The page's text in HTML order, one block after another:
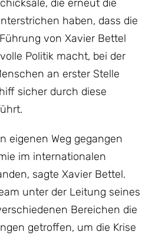
die erneut die
haben, dass die
von Xavier Bettel
Politik macht, bei der
an erster Stelle
sicher durch diese
eigenen Weg gegangen
im internationalen
sagte Xavier Bettel.
unter der Leitung seines
Bereichen die
getroffen, um die Krise